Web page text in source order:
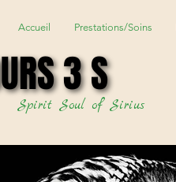
3 S
3 S
Spirit Soul of Sirius
Accueil Prestations/Soins